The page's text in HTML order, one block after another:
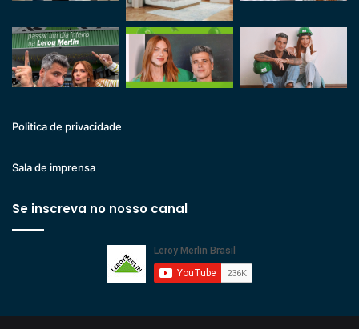
Politica de privacidade
Sala de imprensa
Se inscreva no nosso canal